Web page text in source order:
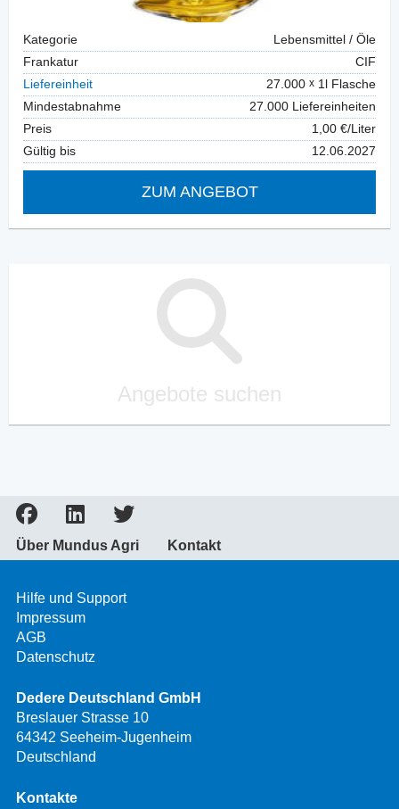
Kategorie
Lebensmittel / Öle
Frankatur
CIF
Liefereinheit
27.000
1l Flasche
Mindestabnahme
27.000 Liefereinheiten
Preis
1,00 €/Liter
Gültig bis
12.06.2027
ZUM ANGEBOT
Angebote suchen
Über Mundus Agri Kontakt
Hilfe und Support
Impressum
AGB
Datenschutz
Dedere Deutschland GmbH
Breslauer Strasse 10
64342 Seeheim-Jugenheim
Deutschland
Kontakte